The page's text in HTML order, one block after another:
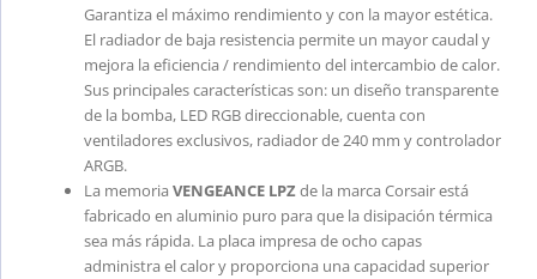
Garantiza el máximo rendimiento y con la mayor estética.
El radiador de baja resistencia permite un mayor caudal y
mejora la eficiencia / rendimiento del intercambio de calor.
Sus principales características son: un diseño transparente
de la bomba, LED RGB direccionable, cuenta con
ventiladores exclusivos, radiador de 240 mm y controlador
ARGB.
La memoria VENGEANCE LPZde la marca Corsair está
fabricado en aluminio puro para que la disipación térmica
sea más rápida. La placa impresa de ocho capas
administra el calor y proporciona una capacidad superior